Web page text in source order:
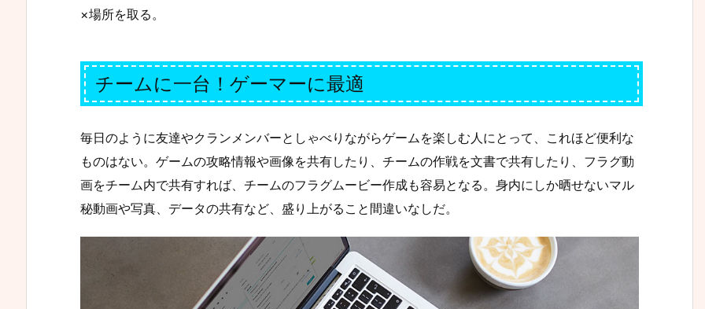
×場所を取る。
チームに一台！ゲーマーに最適
毎日のように友達やクランメンバーとしゃべりながらゲームを楽しむ人にとって、これほど便利な
ものはない。ゲームの攻略情報や画像を共有したり、チームの作戦を文書で共有したり、フラグ動
画をチーム内で共有すれば、チームのフラグムービー作成も容易となる。身内にしか晒せないマル
秘動画や写真、データの共有など、盛り上がること間違いなしだ。